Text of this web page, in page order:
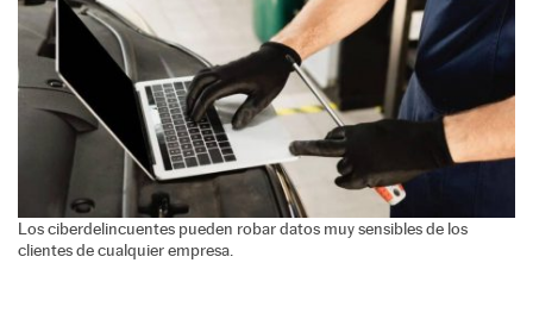
Los ciberdelincuentes pueden robar datos muy sensibles de los
clientes de cualquier empresa.